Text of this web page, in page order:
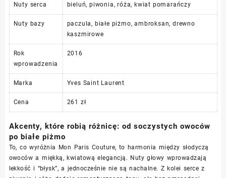
Nuty serca bieluń, piwonia, róża, kwiat pomarańczy
Nuty bazy
paczula, białe piżmo, ambroksan, drewno
kaszmirowe
Rok
wprowadzenia
2016
Marka Yves Saint Laurent
Cena 261 zł
Akcenty, które robią różnicę: od soczystych owoców
po białe piżmo
To, co wyróżnia Mon Paris Couture, to harmonia między słodyczą
owoców a miękką, kwiatową elegancją. Nuty głowy wprowadzają
lekkość i “błysk”, a jednocześnie nie są nachalne. Z kolei serce z